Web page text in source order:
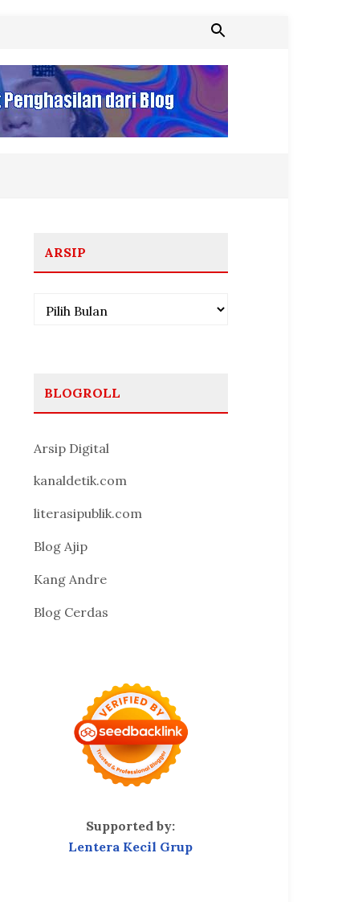
ARSIP
Arsip
BLOGROLL
Arsip Digital
kanaldetik.com
literasipublik.com
Blog Ajip
Kang Andre
Blog Cerdas
Supported by:
Lentera Kecil Grup